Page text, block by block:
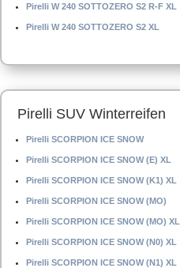
Pirelli W 240 SOTTOZERO S2 R-F XL
Pirelli W 240 SOTTOZERO S2 XL
Pirelli SUV Winterreifen
Pirelli SCORPION ICE SNOW
Pirelli SCORPION ICE SNOW (E) XL
Pirelli SCORPION ICE SNOW (K1) XL
Pirelli SCORPION ICE SNOW (MO)
Pirelli SCORPION ICE SNOW (MO) XL
Pirelli SCORPION ICE SNOW (N0) XL
Pirelli SCORPION ICE SNOW (N1) XL